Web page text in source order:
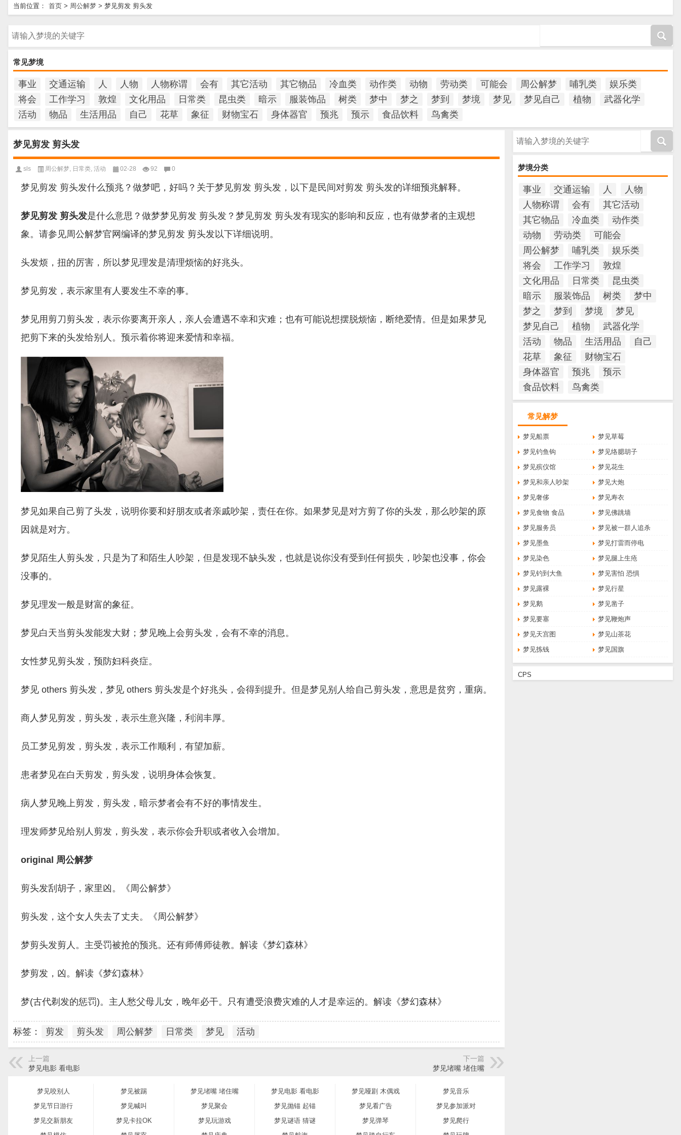
当前位置： 首页 > 周公解梦 > 梦见剪发 剪头发
常见梦境
事业 交通运输 人 人物 人物称谓 会有 其它活动 其它物品 冷血类 动作类 动物 劳动类 可能会 周公解梦 哺乳类
娱乐类
将会
工作学习 敦煌 文化用品 日常类 昆虫类 暗示 服装饰品 树类 梦中 梦之 梦到 梦境 梦见 梦见自己 植物
武器化学
活动
物品 生活用品 自己 花草 象征 财物宝石 身体器官 预兆 预示 食品饮料 鸟禽类
梦境分类
事业 交通运输 人
人物
人物称谓
会有
其它活动
其它物品
冷血类
动作类
动物
劳动类
可能会
周公解梦
哺乳类
娱乐类
将会
工作学习
敦煌
文化用品
日常类
昆虫类
暗示
服装饰品 树类
梦中
梦之
梦到 梦境
梦见
梦见自己
植物
武器化学
活动
物品 生活用品
自己
花草
象征
财物宝石
身体器官
预兆
预示
食品饮料
鸟禽类
常见解梦
梦见船票
梦见草莓
梦见钓鱼钩
梦见络腮胡子
梦见殡仪馆
梦见花生
梦见和亲人吵架
梦见大炮
梦见奢侈
梦见寿衣
梦见食物 食品
梦见佛跳墙
梦见服务员
梦见被一群人追杀
梦见墨鱼
梦见打雷而停电
梦见染色
梦见腿上生疮
梦见钓到大鱼
梦见害怕 恐惧
梦见露裸
梦见行星
梦见鹅
梦见凿子
梦见要塞
梦见鞭炮声
梦见天宫图
梦见山茶花
梦见拣钱
梦见国旗
CPS
梦见剪发 剪头发
sls 周公解梦, 日常类, 活动 02-28 92 0
梦见剪发 剪头发什么预兆？做梦吧，好吗？关于梦见剪发 剪头发，以下是民间对剪发 剪头发的详细预兆解释。
梦见剪发 剪头发是什么意思？做梦梦见剪发 剪头发？梦见剪发 剪头发有现实的影响和反应，也有做梦者的主观想
象。请参见周公解梦官网编译的梦见剪发 剪头发以下详细说明。
头发烦，扭的厉害，所以梦见理发是清理烦恼的好兆头。
梦见剪发，表示家里有人要发生不幸的事。
梦见用剪刀剪头发，表示你要离开亲人，亲人会遭遇不幸和灾难；也有可能说想摆脱烦恼，断绝爱情。但是如果梦见
把剪下来的头发给别人。预示着你将迎来爱情和幸福。
梦见如果自己剪了头发，说明你要和好朋友或者亲戚吵架，责任在你。如果梦见是对方剪了你的头发，那么吵架的原
因就是对方。
梦见陌生人剪头发，只是为了和陌生人吵架，但是发现不缺头发，也就是说你没有受到任何损失，吵架也没事，你会
没事的。
梦见理发一般是财富的象征。
梦见白天当剪头发能发大财；梦见晚上会剪头发，会有不幸的消息。
女性梦见剪头发，预防妇科炎症。
梦见 others 剪头发，梦见 others 剪头发是个好兆头，会得到提升。但是梦见别人给自己剪头发，意思是贫穷，重病。
商人梦见剪发，剪头发，表示生意兴隆，利润丰厚。
员工梦见剪发，剪头发，表示工作顺利，有望加薪。
患者梦见在白天剪发，剪头发，说明身体会恢复。
病人梦见晚上剪发，剪头发，暗示梦者会有不好的事情发生。
理发师梦见给别人剪发，剪头发，表示你会升职或者收入会增加。
original 周公解梦
剪头发刮胡子，家里凶。《周公解梦》
剪头发，这个女人失去了丈夫。《周公解梦》
梦剪头发剪人。主受罚被抢的预兆。还有师傅师徒教。解读《梦幻森林》
梦剪发，凶。解读《梦幻森林》
梦(古代剃发的惩罚)。主人愁父母儿女，晚年必干。只有遭受浪费灾难的人才是幸运的。解读《梦幻森林》
标签： 剪发 剪头发 周公解梦 日常类 梦见 活动
上一篇
梦见电影 看电影
下一篇
梦见堵嘴 堵住嘴
梦见咬别人 梦见被踢 梦见堵嘴 堵住嘴 梦见电影 看电影 梦见哑剧 木偶戏
梦见音乐
梦见节日游行
梦见喊叫 梦见聚会 梦见抛锚 起锚 梦见看广告
梦见参加派对
梦见交新朋友
梦见卡拉OK 梦见玩游戏 梦见谜语 猜谜 梦见弹琴
梦见爬行